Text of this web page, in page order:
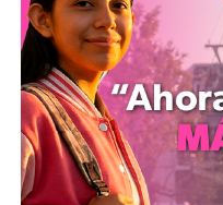
Aseguró que, con
más acciones en este
Ayuntamiento.
Comparte con: